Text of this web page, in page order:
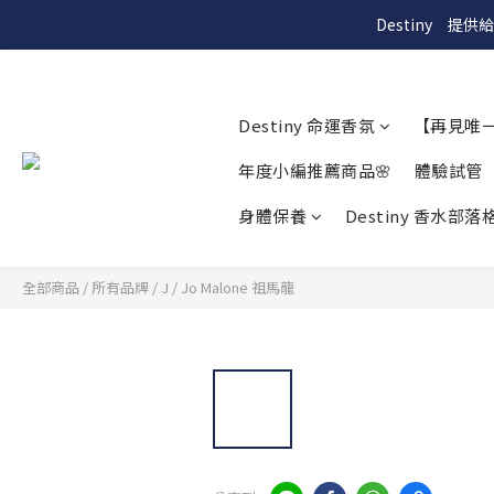
Destiny　提供
Destiny 命運香氛
【再見
年度小編推薦商品🌸
體驗試管
身體保養
Destiny 香水部落
全部商品 / 所有品牌 / J / Jo Malone 祖馬龍